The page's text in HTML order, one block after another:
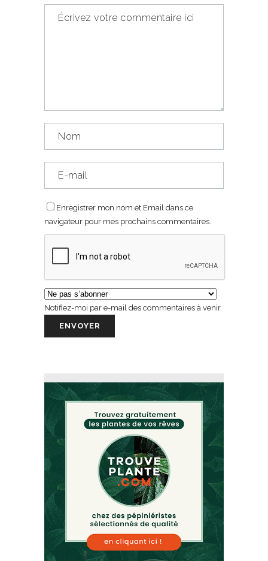
Enregistrer mon nom et Email dans ce
navigateur pour mes prochains commentaires.
Notifiez-moi par e-mail des commentaires à venir.